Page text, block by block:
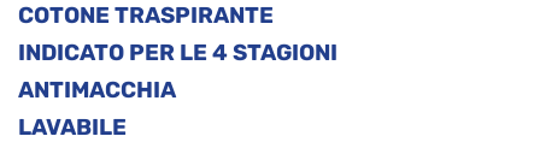
COTONE TRASPIRANTE
INDICATO PER LE 4 STAGIONI
ANTIMACCHIA
LAVABILE